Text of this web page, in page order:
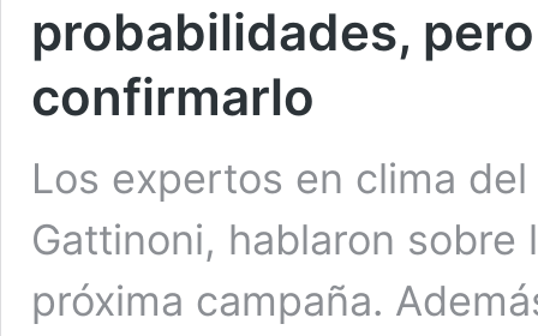
probabilidades,
confirmarlo
Los expertos en clima
Gattinoni, hablaron
próxima campaña.